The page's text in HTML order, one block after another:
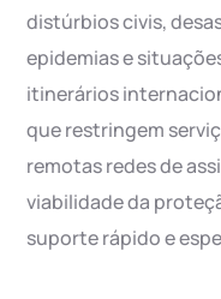
distúrbios civis,
epidemias e
itinerários
que restringem
remotas redes de
viabilidade da
suporte rápido e